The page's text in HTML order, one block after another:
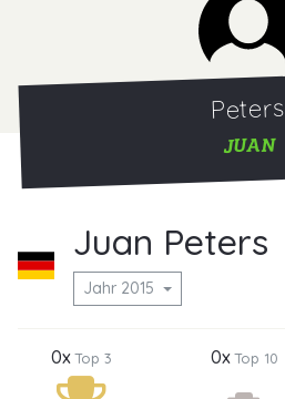
Peters
JUAN
Juan Peters
Jahr 2015
0xTop 3 0xTop 10